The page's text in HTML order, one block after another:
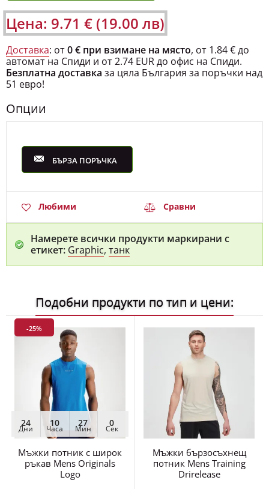
Цена: 9.71 € (19.00 лв)
Доставка: от0 € при взимане на място, от 1.84 € до
автомат на Спиди и от 2.74 EUR до офис на Спиди.
Безплатна доставка за цяла България за поръчки над
51 евро!
Опции
БЪРЗА ПОРЪЧКА
Любими Сравни
Намерете всички продукти маркирани с
етикет: Graphic, танк
Подобни продукти по тип и цени:
-25%
24
Дни
10
Часа
27
Мин
0
Сек
Мъжки потник с широк
ръкав Mens Originals
Logo
Мъжки бързосъхнещ
потник Mens Training
Drirelease